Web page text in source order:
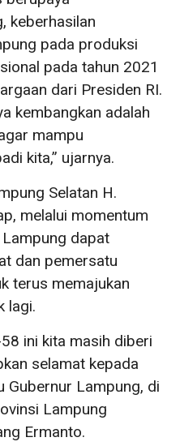
keberhasilan
pada produksi
pada tahun 2021
dari Presiden RI.
kembangkan adalah
mampu
kita,” ujarnya.
Selatan H.
melalui momentum
dapat
dan pemersatu
terus memajukan
lagi.
ini kita masih diberi
selamat kepada
Gubernur Lampung, di
Lampung
Ermanto.